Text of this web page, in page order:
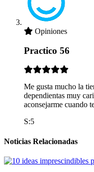
Opiniones
Practico 56
Me gusta mucho la
dependientas muy
aconsejarme cuando
S:5
Noticias Relacionadas